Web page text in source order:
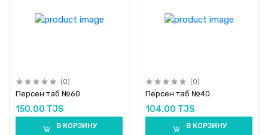
(0)
Персен таб №60
150,00 TJS
В КОРЗИНУ
(0)
Персен таб №40
104,00 TJS
В КОРЗИНУ